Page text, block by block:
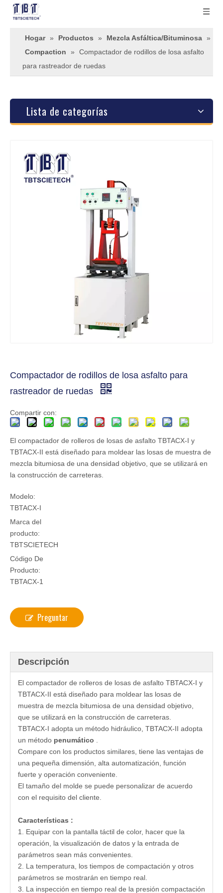
Hogar » Productos » Mezcla Asfáltica/Bituminosa »
Compaction
»
Compactador de rodillos de losa asfalto
para rastreador de ruedas
Lista de categorías
Compactador de rodillos de losa asfalto para
rastreador de ruedas
Compartir con:
El compactador de rolleros de losas de asfalto TBTACX-I y
TBTACX-II está diseñado para moldear las losas de muestra de
mezcla bitumiosa de una densidad objetivo, que se utilizará en
la construcción de carreteras.
Modelo:
TBTACX-I
Marca del
producto:
TBTSCIETECH
Código De
Producto:
TBTACX-1
Preguntar
Descripción
El compactador de rolleros de losas de asfalto TBTACX-I y
TBTACX-II está diseñado para moldear las losas de
muestra de mezcla bitumiosa de una densidad objetivo,
que se utilizará en la construcción de carreteras.
TBTACX-I adopta un método hidráulico, TBTACX-II adopta
un método penumático
Compare con los productos similares, tiene las ventajas de
una pequeña dimensión, alta automatización, función
fuerte y operación conveniente.
El tamaño del molde se puede personalizar de acuerdo
con el requisito del cliente.
Características :
1. Equipar con la pantalla táctil de color, hacer que la
operación, la visualización de datos y la entrada de
parámetros sean más convenientes.
2. La temperatura, los tiempos de compactación y otros
parámetros se mostrarán en tiempo real.
3. La inspección en tiempo real de la presión compactación